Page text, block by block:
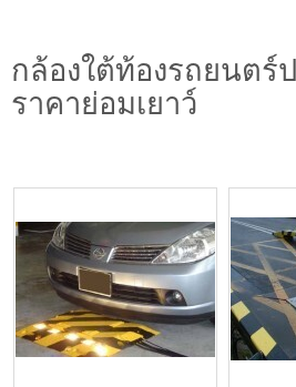
กล้องใต้ท้องรถยนต
ราคาย่อมเยาว์